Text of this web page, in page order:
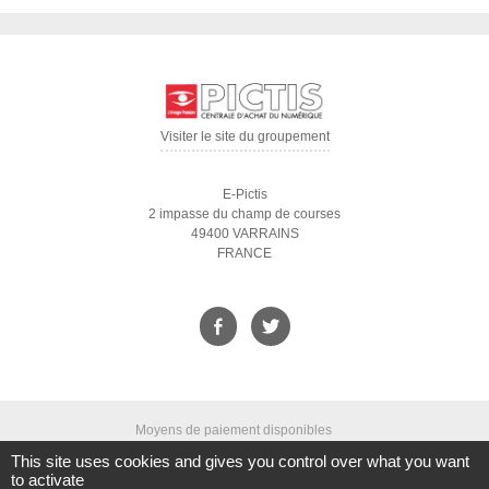
Visiter le site du groupement
E-Pictis
2 impasse du champ de courses
49400 VARRAINS
FRANCE
Moyens de paiement disponibles
This site uses cookies and gives you control over what you want
to activate